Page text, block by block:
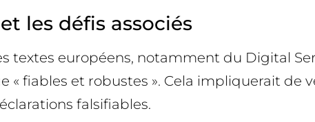
les défis associés
textes européens, notamment du Digital
« fiables et robustes ». Cela impliquerait de
falsifiables.